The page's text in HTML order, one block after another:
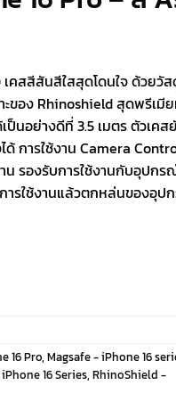
คสสีสันสีใสสุดโดนใจ ด้วยวั
ะของ Rhinoshield สุดพรีเมี
นอย่างดีที่ 3.5 เมตร ตัวเคส
การใช้งาน Camera
รองรับการใช้งานกับอุปกร
ารใช้งานแล้วตกหล่นของอุป
16 Pro, Magsafe - iPhone 16
16 Series, RhinoShield -